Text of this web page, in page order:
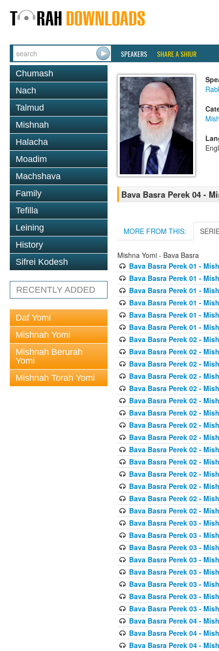
SPEAKERS SHARE A SHIUR
Chumash
Nach
Talmud
Mishnah
Halacha
Moadim
Machshava
Family
Tefilla
Leining
History
Sifrei Kodesh
RECENTLY ADDED
Daf Yomi
Mishnah Yomi
Mishnah Berurah
Yomi
Mishnah Torah Yomi
Bava Basra Perek 04 -
MORE FROM THIS:
Mishna Yomi - Bava Basra
Bava Basra Perek 01 -
Bava Basra Perek 01 -
Bava Basra Perek 01 -
Bava Basra Perek 01 -
Bava Basra Perek 01 -
Bava Basra Perek 01 -
Bava Basra Perek 02 -
Bava Basra Perek 02 -
Bava Basra Perek 02 -
Bava Basra Perek 02 -
Bava Basra Perek 02 -
Bava Basra Perek 02 -
Bava Basra Perek 02 -
Bava Basra Perek 02 -
Bava Basra Perek 02 -
Bava Basra Perek 02 -
Bava Basra Perek 02 -
Bava Basra Perek 02 -
Bava Basra Perek 02 -
Bava Basra Perek 02 -
Bava Basra Perek 02 -
Bava Basra Perek 03 -
Bava Basra Perek 03 -
Bava Basra Perek 03 -
Bava Basra Perek 03 -
Bava Basra Perek 03 -
Bava Basra Perek 03 -
Bava Basra Perek 03 -
Bava Basra Perek 03 -
Bava Basra Perek 04 -
Bava Basra Perek 04 -
Bava Basra Perek 04 -